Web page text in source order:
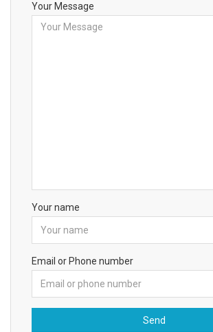
Your Message
Your name
Email or Phone number
Send